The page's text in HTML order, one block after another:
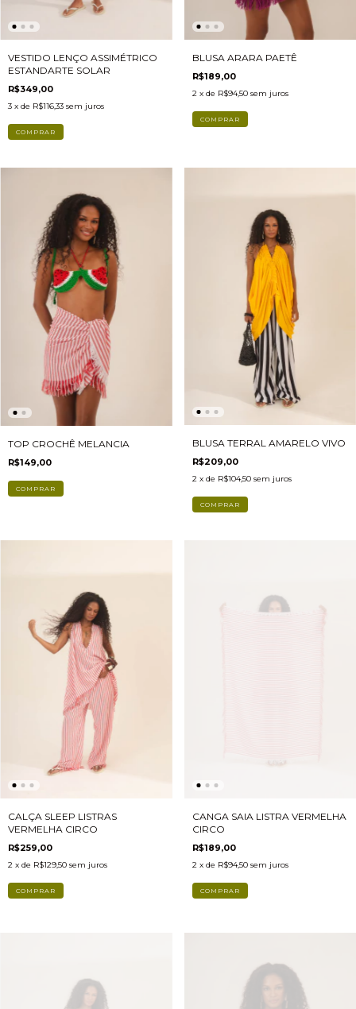
VESTIDO LENÇO ASSIMÉTRICO
ESTANDARTE SOLAR
R$349,00
3 x de R$116,33 sem juros
COMPRAR
BLUSA ARARA PAETÊ
R$189,00
2 x de R$94,50 sem juros
TOP CROCHÊ MELANCIA
R$149,00
BLUSA TERRAL AMARELO VIVO
R$209,00
2 x de R$104,50 sem juros
COMPRAR
CALÇA SLEEP LISTRAS
VERMELHA CIRCO
R$259,00
2 x de R$129,50 sem juros
COMPRAR
CANGA SAIA LISTRA VERMELHA
CIRCO
R$189,00
2 x de R$94,50 sem juros